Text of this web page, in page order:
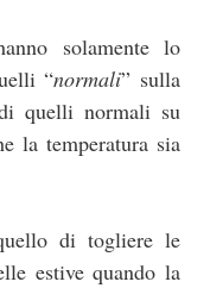
solamente lo
“normali” sulla
quelli normali su
la temperatura sia
di togliere le
estive quando la